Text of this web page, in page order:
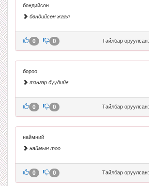
бөндийсөн
бөндийсөн жаал
Тайлбар оруулсан:
0 0
бороо
тэнгэр бүүдийв
Тайлбар оруулсан:
0 0
наймний
наймын тоо
Тайлбар оруулсан:
0 0